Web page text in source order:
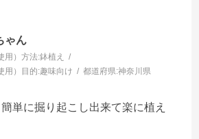
ゃん
用）方法:鉢植え
用）目的:趣味向け 都道府県:神奈川県
単に掘り起こし出来て楽に植え